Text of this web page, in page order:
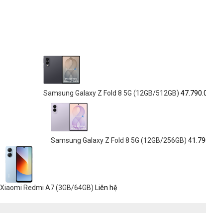
Samsung Galaxy Z Fold 8 5G (12GB/512GB)
Samsung Galaxy Z Fold 8 5G (12GB/256GB)
Xiaomi Redmi A7 (3GB/64GB) Liên hệ